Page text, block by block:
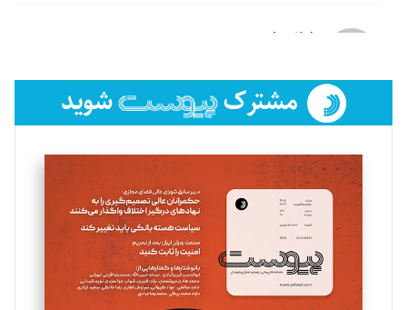
لیلا حنارود
فائزه فتحی رستمی
تحریریه
سروش کرمیان
تحریریه
مینا پاکدل